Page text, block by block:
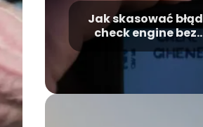
Jak skasować błąd
check engine bez
komputera?